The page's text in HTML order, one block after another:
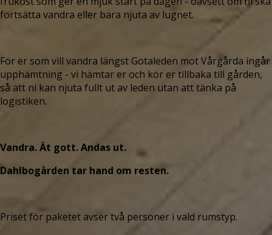
fortsätta vandra eller bara njuta av lugnet.
För er som vill vandra längst Gotaleden mot Vårgårda ingår
upphämtning - vi hämtar er och kör er tillbaka till gården,
så att ni kan njuta fullt ut av leden utan att tänka på
logistiken.
Vandra. Ät gott. Andas ut.
Dahlbogården tar hand om resten.
Priset för paketet avser två personer i vald rumstyp.